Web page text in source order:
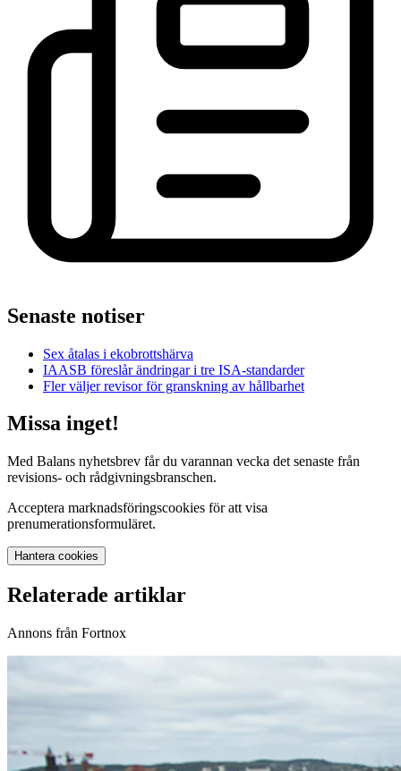
Senaste notiser
Sex åtalas i ekobrottshärva
IAASB föreslår ändringar i tre ISA-standarder
Fler väljer revisor för granskning av hållbarhet
Missa inget!
Med Balans nyhetsbrev får du varannan vecka det senaste från
revisions- och rådgivningsbranschen.
Acceptera marknadsföringscookies för att visa
prenumerationsformuläret.
Hantera cookies
Relaterade artiklar
Annons från Fortnox